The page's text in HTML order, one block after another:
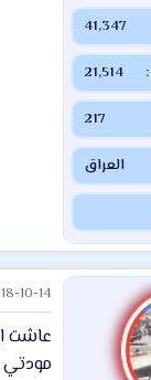
41,347
21,514
217
العراق
10-14
عاشت
مودتي